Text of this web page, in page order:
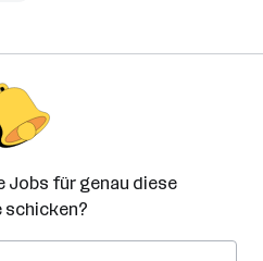
Jobs für genau diese
schicken?